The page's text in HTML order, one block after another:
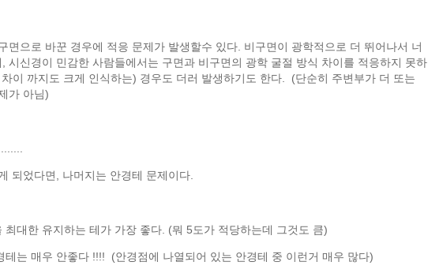
면으로 바꾼 경우에 적응 문제가 발생할수 있다. 비구면이 광학적으로 더 뛰어나서 너
시신경이 민감한 사람들에서는 구면과 비구면의 광학 굴절 방식 차이를 적응하지 못하
이 까지도 크게 인식하는) 경우도 더러 발생하기도 한다. (단순히 주변부가 더 또는
가 아님)
되었다면, 나머지는 안경테 문제이다.
대한 유지하는 테가 가장 좋다. (뭐 5도가 적당하는데 그것도 큼)
테는 매우 안좋다 !!!! (안경점에 나열되어 있는 안경테 중 이런거 매우 많다)